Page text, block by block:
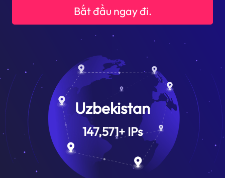
Bắt đầu ngay đi.
Uzbekistan
147,571+ IPs